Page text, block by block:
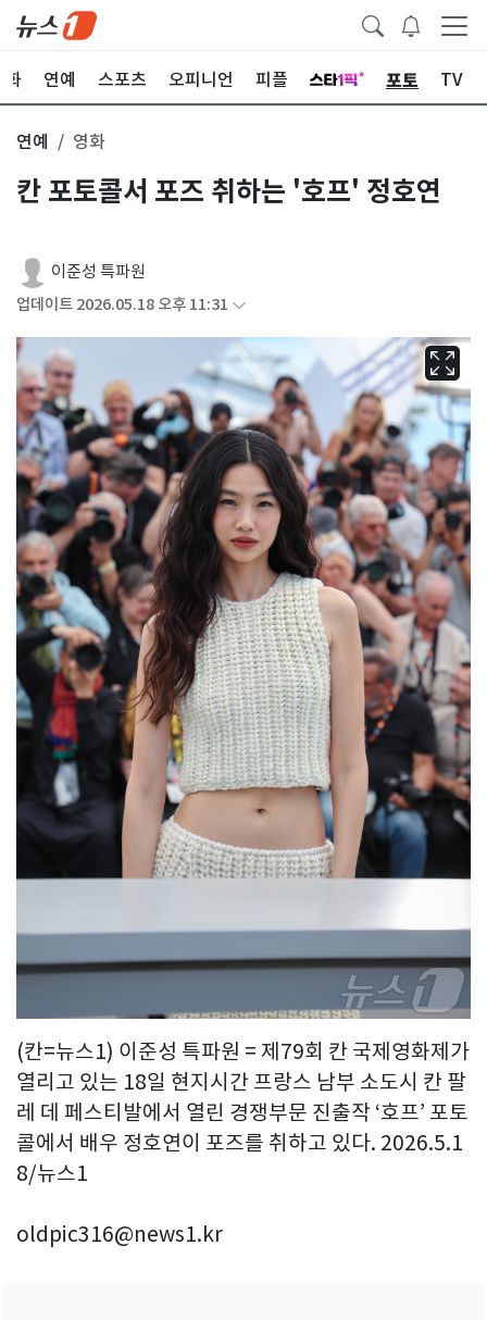
화 연예 스포츠 오피니언 피플 포토 TV
연예 영화
칸 포토콜서 포즈 취하는 '호프' 정호연
이준성 특파원
업데이트 2026.05.18 오후 11:31
(칸=뉴스1) 이준성 특파원 = 제79회 칸 국제영화제가
열리고 있는 18일 현지시간 프랑스 남부 소도시 칸 팔
레 데 페스티발에서 열린 경쟁부문 진출작 ‘호프’ 포토
콜에서 배우 정호연이 포즈를 취하고 있다. 2026.5.1
8/뉴스1
oldpic316@news1.kr